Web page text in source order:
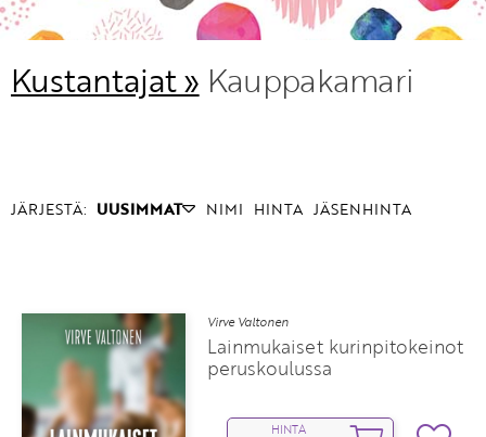
Kustantajat » Kauppakamari
JÄRJESTÄ: UUSIMMAT NIMI HINTA JÄSENHINTA
Virve Valtonen
Lainmukaiset kurinpitokeinot
peruskoulussa
HINTA